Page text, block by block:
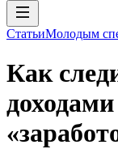
СтатьиМолодым
Как